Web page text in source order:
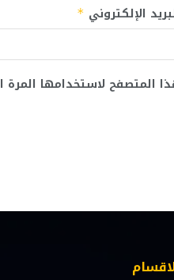
الإلكتروني *
المتصفح لاستخدامها المرة